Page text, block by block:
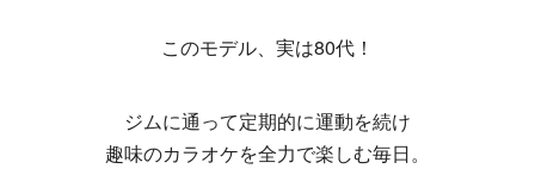
このモデル、実は80代！
ジムに通って定期的に運動を続け
趣味のカラオケを全力で楽しむ毎日。